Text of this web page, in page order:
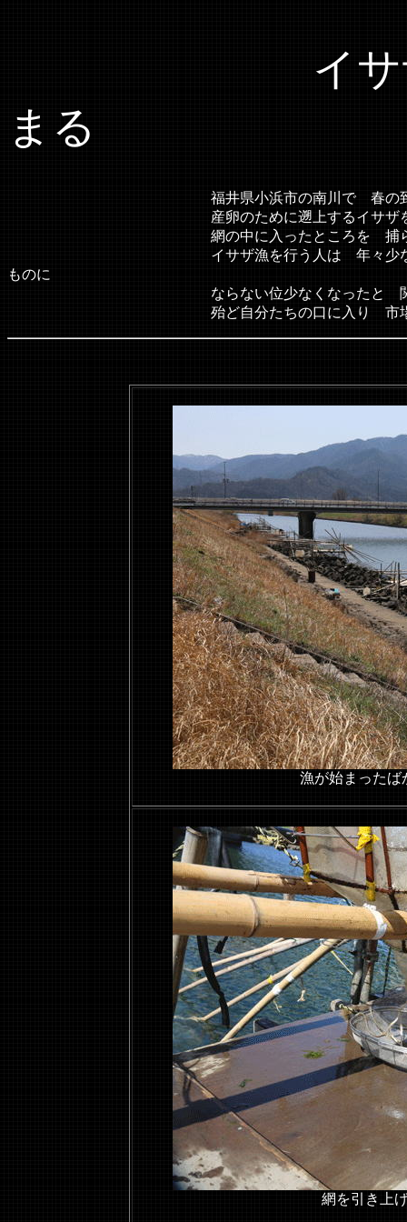
イサザ （
まる
福井県小浜市の南川で 春の到来を告げる
産卵のために遡上するイサザを 岸辺から
網の中に入ったところを 捕ら
イサザ漁を行う人は 年々少なくなてきた
ものに
ならない位少なくなったと 関係者は
殆ど自分たちの口に入り 市場に出る
漁が始まったば
網を引き上